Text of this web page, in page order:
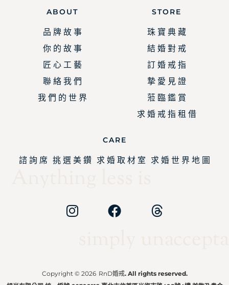
ABOUT
品 牌 故 事
你 的 故 事
匠 心 工 藝
聯 絡 我 們
我 們 的 世 界
STORE
珠 寶 典 藏
結 婚 對 戒
訂 婚 戒 指
摯 愛 見 證
蒞 臨 鑑 賞
求 婚 戒 指 租 借
CARE
諮 詢 席 挑 選 美 鑽 求 婚 取 材 室 求 婚 世 界 地 圖
Copyright © 2026 RnD婚戒. All rights reserved.